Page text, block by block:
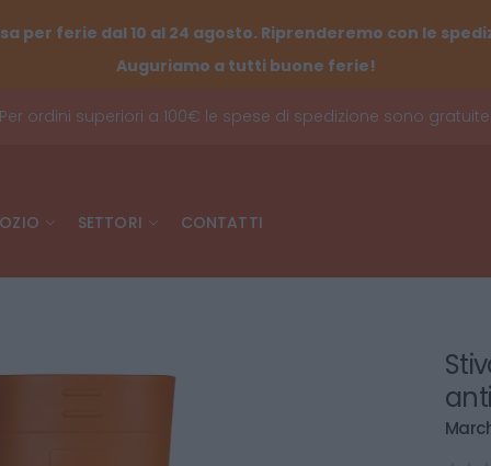
per ferie dal 10 al 24 agosto. Riprenderemo con le
Auguriamo a tutti buone ferie!
Per ordini superiori a 100€ le spese di spedizione sono gratuite!
SETTORI CONTATTI